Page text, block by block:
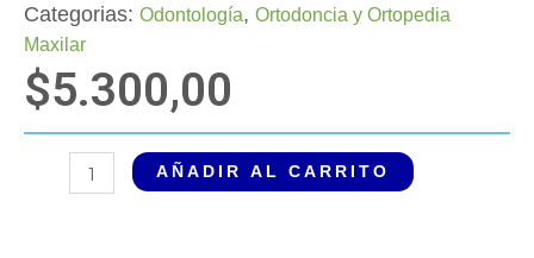
Categorias: Odontología, Ortodoncia y Ortopedia
Maxilar
$5.300,00
Bioprogresiva
VadeMécum
AÑADIR AL CARRITO